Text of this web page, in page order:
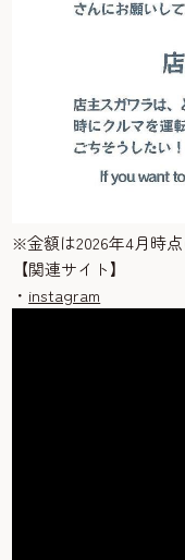
※金額は2026年4月時点
【関連サイト】
・ instagram